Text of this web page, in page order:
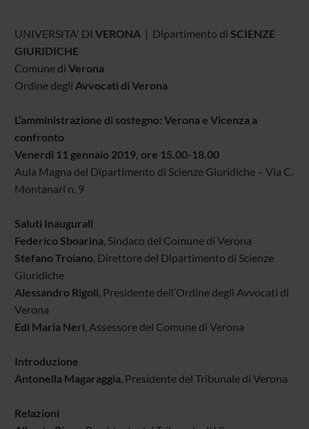
UNIVERSITA' DI VERONA | Dipartimento di SCIENZE
GIURIDICHE
Comune di Verona
Ordine degli Avvocati di Verona
L’amministrazione di sostegno: Verona e Vicenza a
confronto
Venerdì 11 gennaio 2019, ore 15.00-18.00
Aula Magna del Dipartimento di Scienze Giuridiche – Via C.
Montanari n. 9
Saluti Inaugurali
Federico Sboarina, Sindaco del Comune di Verona
Stefano Troiano, Direttore del Dipartimento di Scienze
Giuridiche
Alessandro Rigoli, Presidente dell’Ordine degli Avvocati di
Verona
Edi Maria Neri, Assessore del Comune di Verona
Introduzione
Antonella Magaraggia, Presidente del Tribunale di Verona
Relazioni